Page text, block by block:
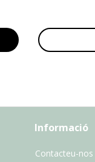
Informació
Contacteu-nos